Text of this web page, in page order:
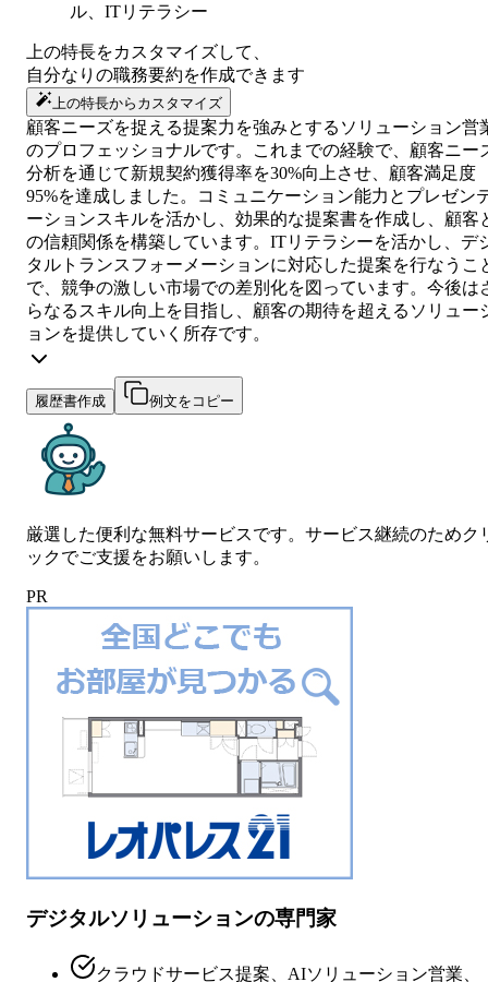
ル、ITリテラシー
上の特長をカスタマイズして、
自分なりの職務要約を作成できます
上の特長からカスタマイズ
顧客ニーズを捉える提案力を強みとするソリューション営
のプロフェッショナルです。これまでの経験で、顧客ニー
分析を通じて新規契約獲得率を30%向上させ、顧客満足度
95%を達成しました。コミュニケーション能力とプレゼン
ーションスキルを活かし、効果的な提案書を作成し、顧客
の信頼関係を構築しています。ITリテラシーを活かし、デ
タルトランスフォーメーションに対応した提案を行なうこ
で、競争の激しい市場での差別化を図っています。今後は
らなるスキル向上を目指し、顧客の期待を超えるソリュー
ョンを提供していく所存です。
履歴書作成 例文をコピー
厳選した便利な無料サービスです。サービス継続のためク
ックでご支援をお願いします。
PR
デジタルソリューションの専門家
クラウドサービス提案、AIソリューション営業、